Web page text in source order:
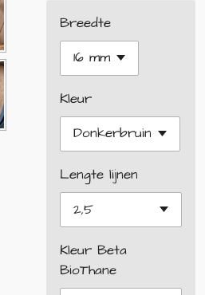
Breedte
Kleur
Lengte lijnen
Kleur Beta
BioThane